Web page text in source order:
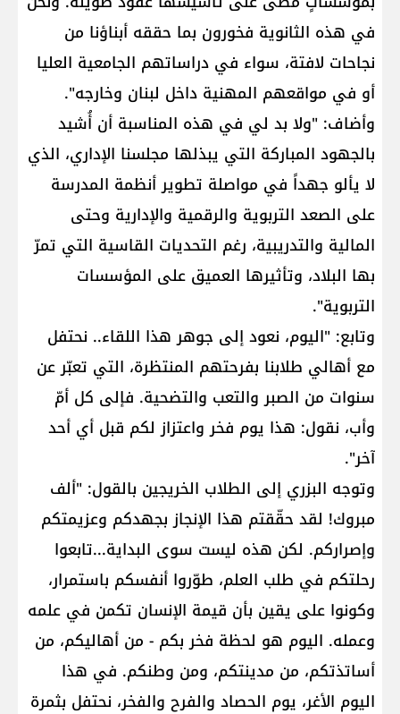
في هذه الثانوية فخورون بما حققه أبناؤنا من
نجاحات لافتة، سواء في دراساتهم الجامعية العليا
أو في مواقعهم المهنية داخل لبنان وخارجه".
وأضاف: "ولا بد لي في هذه المناسبة أن أُشيد
بالجهود المباركة التي يبذلها مجلسنا الإداري، الذي
لا يألو جهداً في مواصلة تطوير أنظمة المدرسة
على الصعد التربوية والرقمية والإدارية وحتى
المالية والتدريبية، رغم التحديات القاسية التي تمرّ
بها البلاد، وتأثيرها العميق على المؤسسات
التربوية".
وتابع: "اليوم، نعود إلى جوهر هذا اللقاء.. نحتفل
مع أهالي طلابنا بفرحتهم المنتظرة، التي تعبّر عن
سنوات من الصبر والتعب والتضحية. فإلى كل أمّ
وأب، نقول: هذا يوم فخر واعتزاز لكم قبل أي أحد
آخر".
وتوجه البزري إلى الطلاب الخريجين بالقول: "ألف
مبروك! لقد حقّقتم هذا الإنجاز بجهدكم وعزيمتكم
وإصراركم. لكن هذه ليست سوى البداية...تابعوا
رحلتكم في طلب العلم، طوّروا أنفسكم باستمرار،
وكونوا على يقين بأن قيمة الإنسان تكمن في علمه
وعمله. اليوم هو لحظة فخر بكم - من أهاليكم، من
أساتذتكم، من مدينتكم، ومن وطنكم. في هذا
اليوم الأغر، يوم الحصاد والفرح والفخر، نحتفل بثمرة